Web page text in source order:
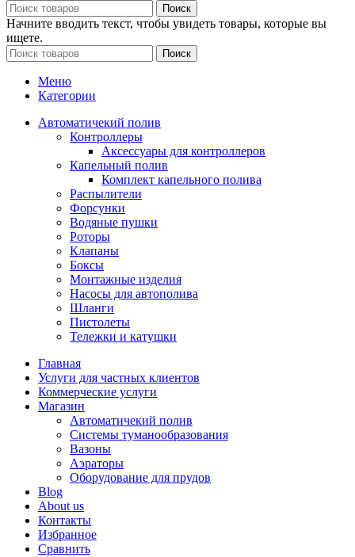
Поиск
Начните вводить текст, чтобы увидеть товары, которые вы
ищете.
Поиск
Меню
Категории
Автоматичекий полив
Контроллеры
Аксессуары для контроллеров
Капельный полив
Комплект капельного полива
Распылители
Форсунки
Водяные пушки
Роторы
Клапаны
Боксы
Монтажные изделия
Насосы для автополива
Шланги
Пистолеты
Тележки и катушки
Главная
Услуги для частных клиентов
Коммерческие услуги
Магазин
Автоматичекий полив
Системы туманообразования
Вазоны
Аэраторы
Оборудование для прудов
Blog
About us
Контакты
Избранное
Сравнить